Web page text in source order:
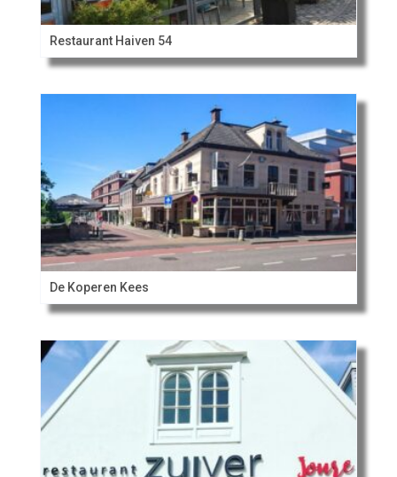
Restaurant Haiven 54
De Koperen Kees